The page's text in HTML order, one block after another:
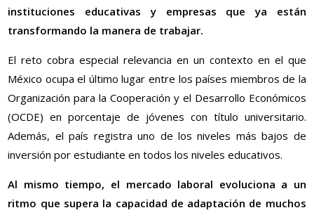
instituciones educativas y empresas que ya están
transformando la manera de trabajar.
El reto cobra especial relevancia en un contexto en el que
México ocupa el último lugar entre los países miembros de la
Organización para la Cooperación y el Desarrollo Económicos
(OCDE) en porcentaje de jóvenes con título universitario.
Además, el país registra uno de los niveles más bajos de
inversión por estudiante en todos los niveles educativos.
Al mismo tiempo, el mercado laboral evoluciona a un
ritmo que supera la capacidad de adaptación de muchos